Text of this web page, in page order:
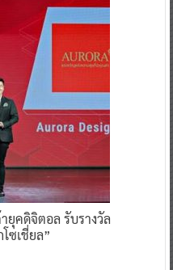
ยุคดิจิตอล รับรางวัล
ซเชี่ยล”